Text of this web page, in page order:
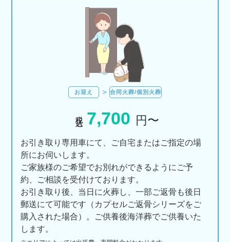
お迎え 合同火葬/個別火葬
7,700 円〜
お引き取り専用車にて、ご自宅またはご指定の場
所にお伺いします。
ご家族様のご希望でお別れができるようにご予
約、ご相談を受付けております。
お引き取り後、当日に火葬し、一部ご返骨も後日
郵送にて可能です（カプセルご返骨シリーズをご
購入された場合）。ご供養後海洋葬でご供養いた
します。